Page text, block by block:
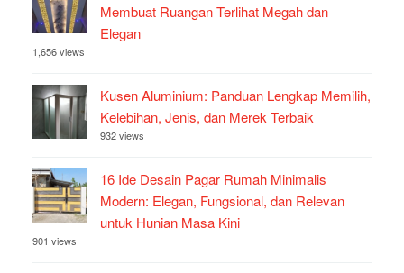
Membuat Ruangan Terlihat Megah dan
Elegan
1,656 views
Kusen Aluminium: Panduan Lengkap Memilih,
Kelebihan, Jenis, dan Merek Terbaik
932 views
16 Ide Desain Pagar Rumah Minimalis
Modern: Elegan, Fungsional, dan Relevan
untuk Hunian Masa Kini
901 views